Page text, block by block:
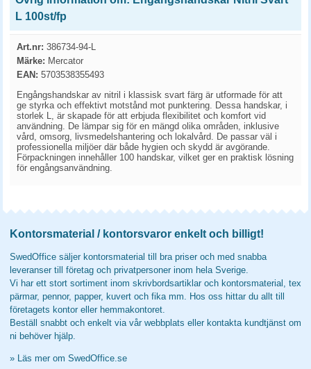
L 100st/fp
Art.nr: 386734-94-L
Märke: Mercator
EAN: 5703538355493
Engångshandskar av nitril i klassisk svart färg är utformade för att
ge styrka och effektivt motstånd mot punktering. Dessa handskar, i
storlek L, är skapade för att erbjuda flexibilitet och komfort vid
användning. De lämpar sig för en mängd olika områden, inklusive
vård, omsorg, livsmedelshantering och lokalvård. De passar väl i
professionella miljöer där både hygien och skydd är avgörande.
Förpackningen innehåller 100 handskar, vilket ger en praktisk lösning
för engångsanvändning.
Kontorsmaterial / kontorsvaror enkelt och billigt!
SwedOffice säljer kontorsmaterial till bra priser och med snabba
leveranser till företag och privatpersoner inom hela Sverige.
Vi har ett stort sortiment inom skrivbordsartiklar och kontorsmaterial, tex
pärmar, pennor, papper, kuvert och fika mm. Hos oss hittar du allt till
företagets kontor eller hemmakontoret.
Beställ snabbt och enkelt via vår webbplats eller kontakta kundtjänst om
ni behöver hjälp.
» Läs mer om SwedOffice.se